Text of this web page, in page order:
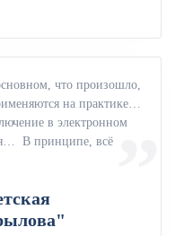
что произошло,
на практике…
в электронном
В принципе, всё